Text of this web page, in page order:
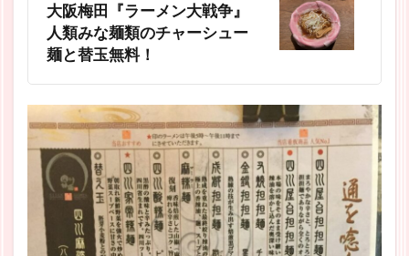
大阪梅田『ラーメン大戦争』
人類みな麺類のチャーシュー
麺と替玉無料！